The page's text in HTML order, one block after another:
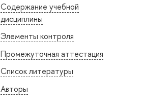
Содержание учебной
дисциплины
Элементы контроля
Промежуточная аттестация
Список литературы
Авторы